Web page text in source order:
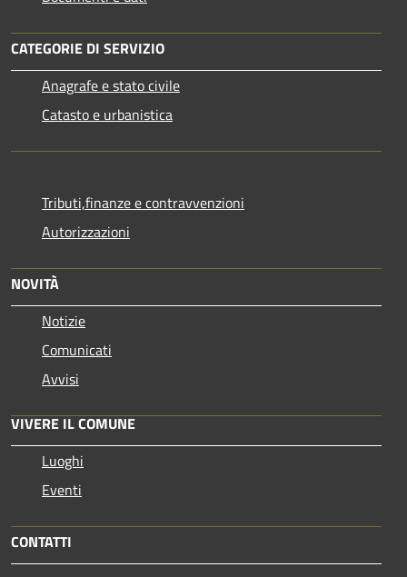
CATEGORIE DI SERVIZIO
Anagrafe e stato civile
Catasto e urbanistica
Tributi,finanze e contravvenzioni
Autorizzazioni
NOVITÀ
Notizie
Comunicati
Avvisi
VIVERE IL COMUNE
Luoghi
Eventi
CONTATTI